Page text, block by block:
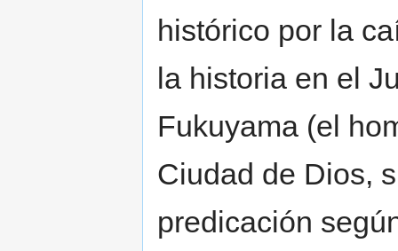
histórico por la
la historia en el
Fukuyama (el
Ciudad de Dios,
predicación